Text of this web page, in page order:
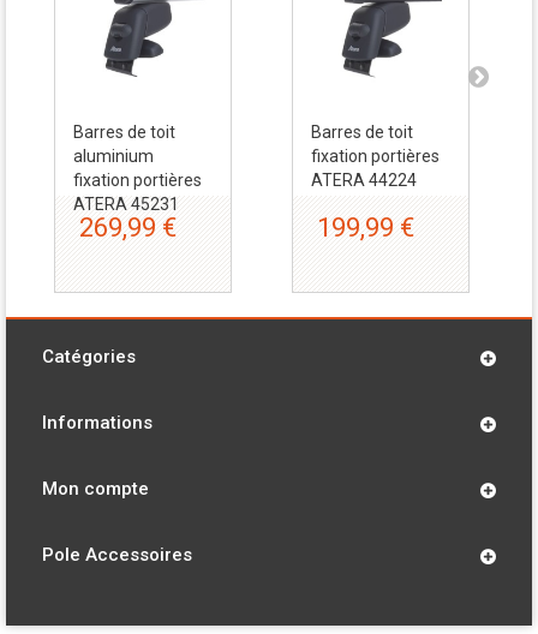
Barres de toit
aluminium
fixation portières
ATERA 45231
269,99 €
Barres de toit
fixation portières
ATERA 44224
199,99 €
Catégories
Informations
Mon compte
Pole Accessoires